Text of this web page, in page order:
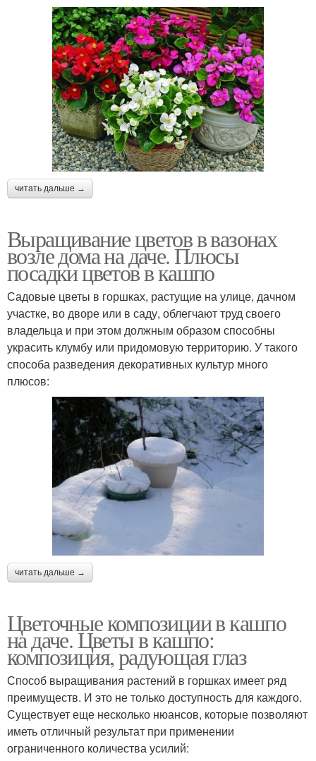
читать дальше →
Выращивание цветов в вазонах
возле дома на даче. Плюсы
посадки цветов в кашпо
Садовые цветы в горшках, растущие на улице, дачном
участке, во дворе или в саду, облегчают труд своего
владельца и при этом должным образом способны
украсить клумбу или придомовую территорию. У такого
способа разведения декоративных культур много
плюсов:
читать дальше →
Цветочные композиции в кашпо
на даче. Цветы в кашпо:
композиция, радующая глаз
Способ выращивания растений в горшках имеет ряд
преимуществ. И это не только доступность для каждого.
Существует еще несколько нюансов, которые позволяют
иметь отличный результат при применении
ограниченного количества усилий: